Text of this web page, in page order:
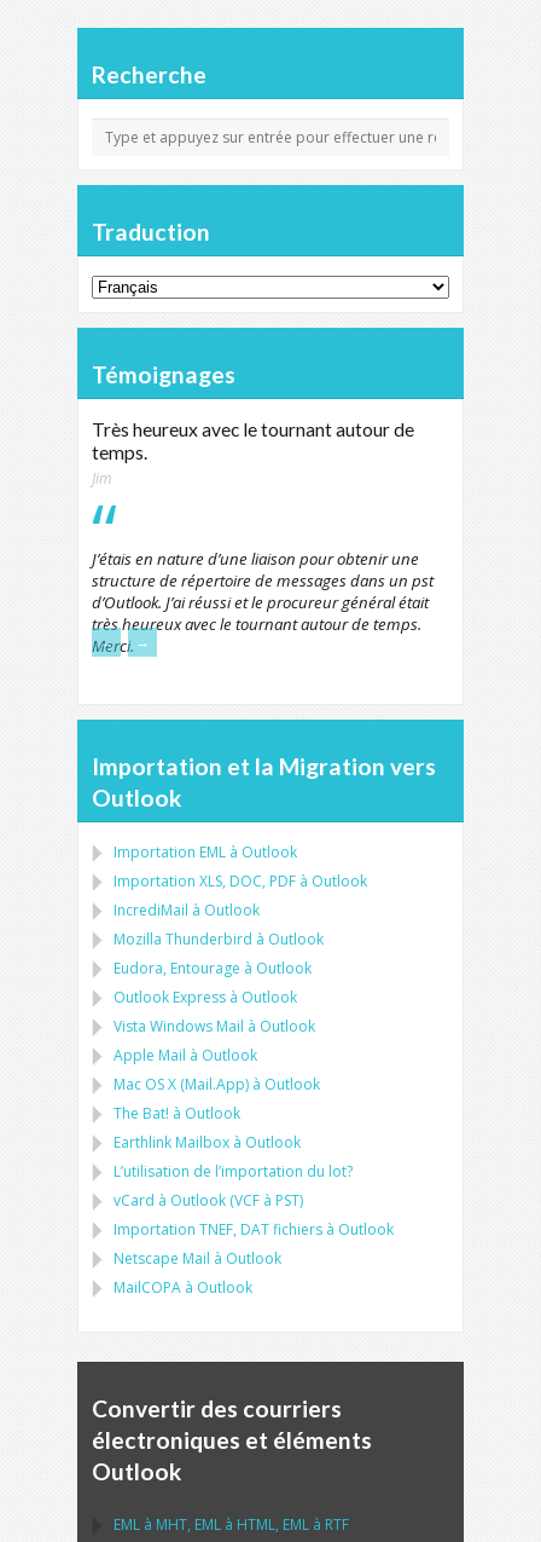
Recherche
Traduction
Témoignages
Très heureux avec le tournant autour de
temps.
Jim
J’étais en nature d’une liaison pour obtenir une
structure de répertoire de messages dans un pst
d’Outlook. J’ai réussi et le procureur général était
très heureux avec le tournant autour de temps.
Merci.
← →
Importation et la Migration vers
Outlook
Importation EML à Outlook
Importation XLS, DOC, PDF à Outlook
IncrediMail à Outlook
Mozilla Thunderbird à Outlook
Eudora, Entourage à Outlook
Outlook Express à Outlook
Vista Windows Mail à Outlook
Apple Mail à Outlook
Mac OS X (Mail.App) à Outlook
The Bat! à Outlook
Earthlink Mailbox à Outlook
L’utilisation de l’importation du lot?
vCard à Outlook (VCF à PST)
Importation TNEF, DATfichiers à Outlook
Netscape Mail à Outlook
MailCOPA à Outlook
Convertir des courriers
électroniques et éléments
Outlook
EML à MHT, EML à HTML, EML à RTF